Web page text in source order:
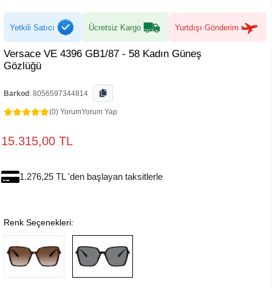
Yetkili Satıcı Ücretsiz Kargo Yurtdışı Gönderim
Versace VE 4396 GB1/87 - 58 Kadın Güneş
Gözlüğü
Barkod : 8056597344814
(0) YorumYorum Yap
15.315,00 TL
1.276,25 TL 'den başlayan taksitlerle
Renk Seçenekleri: